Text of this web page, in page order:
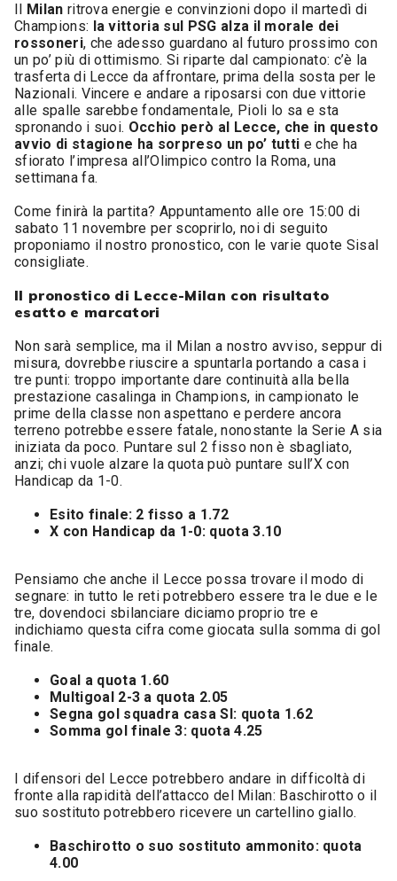
Il Milan ritrova energie e convinzioni dopo il martedì di
Champions: la vittoria sul PSG alza il morale dei
rossoneri, che adesso guardano al futuro prossimo con
un po’ più di ottimismo. Si riparte dal campionato: c’è la
trasferta di Lecce da affrontare, prima della sosta per le
Nazionali. Vincere e andare a riposarsi con due vittorie
alle spalle sarebbe fondamentale, Pioli lo sa e sta
spronando i suoi. Occhio però al Lecce, che in questo
avvio di stagione ha sorpreso un po’ tutti e che ha
sfiorato l’impresa all’Olimpico contro la Roma, una
settimana fa.
Come finirà la partita? Appuntamento alle ore 15:00 di
sabato 11 novembre per scoprirlo, noi di seguito
proponiamo il nostro pronostico, con le varie quote Sisal
consigliate.
Il pronostico di Lecce-Milan con risultato
esatto e marcatori
Non sarà semplice, ma il Milan a nostro avviso, seppur di
misura, dovrebbe riuscire a spuntarla portando a casa i
tre punti: troppo importante dare continuità alla bella
prestazione casalinga in Champions, in campionato le
prime della classe non aspettano e perdere ancora
terreno potrebbe essere fatale, nonostante la Serie A sia
iniziata da poco. Puntare sul 2 fisso non è sbagliato,
anzi; chi vuole alzare la quota può puntare sull’X con
Handicap da 1-0.
Esito finale: 2 fisso a 1.72
X con Handicap da 1-0: quota 3.10
Pensiamo che anche il Lecce possa trovare il modo di
segnare: in tutto le reti potrebbero essere tra le due e le
tre, dovendoci sbilanciare diciamo proprio tre e
indichiamo questa cifra come giocata sulla somma di gol
finale.
Goal a quota 1.60
Multigoal 2-3 a quota 2.05
Segna gol squadra casa SI: quota 1.62
Somma gol finale 3: quota 4.25
I difensori del Lecce potrebbero andare in difficoltà di
fronte alla rapidità dell’attacco del Milan: Baschirotto o il
suo sostituto potrebbero ricevere un cartellino giallo.
Baschirotto o suo sostituto ammonito: quota
4.00